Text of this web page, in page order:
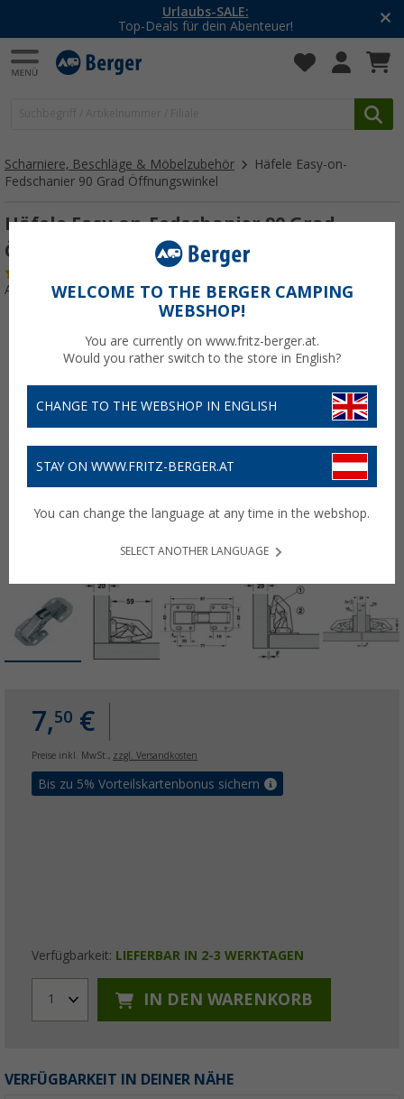
Urlaubs-SALE:
Top-Deals für dein Abenteuer!
Scharniere, Beschläge & Möbelzubehör
Häfele Easy-on-
Fedschanier 90 Grad Öffnungswinkel
Häfele Easy-on-Fedschanier 90 Grad
Öffnungswinkel
Art.-Nr.: 158020
7,50 €
Preise inkl. MwSt., zzgl. Versandkosten
Bis zu 5% Vorteilskartenbonus sichern
Verfügbarkeit: LIEFERBAR IN 2-3 WERKTAGEN
1 IN DEN WARENKORB
VERFÜGBARKEIT IN DEINER NÄHE
WELCOME TO THE BERGER CAMPING
WEBSHOP!
You are currently on www.fritz-berger.at.
Would you rather switch to the store in English?
CHANGE TO THE WEBSHOP IN ENGLISH
STAY ON WWW.FRITZ-BERGER.AT
You can change the language at any time in the webshop.
SELECT ANOTHER LANGUAGE